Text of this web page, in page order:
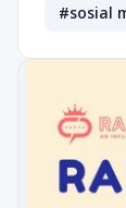
#sosial